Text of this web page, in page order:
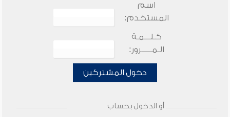
اسم
المستخدم:
كـلـــمـة
الـمـــــرور:
دخول المشتركين
أو الدخول بحساب